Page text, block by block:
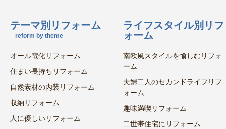
テーマ別リフォーム
reform by theme
オール電化リフォーム
住まい長持ちリフォーム
自然素材の内装リフォーム
収納リフォーム
人に優しいリフォーム
ライフスタイル別リフ
ォーム
南欧風スタイルを愉しむリフォ
ーム
夫婦二人のセカンドライフリフ
ォーム
趣味満喫リフォーム
二世帯住宅にリフォーム